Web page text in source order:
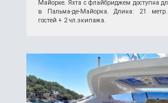
Майорке. Яхта с флайбриджем доступна
в Пальма-де-Майорка. Длина: 21
гостей + 2 чл.экипажа.